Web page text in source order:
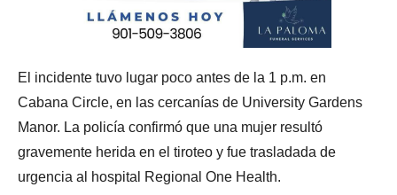
El incidente tuvo lugar poco antes de la 1 p.m. en
Cabana Circle, en las cercanías de University Gardens
Manor. La policía confirmó que una mujer resultó
gravemente herida en el tiroteo y fue trasladada de
urgencia al hospital Regional One Health.